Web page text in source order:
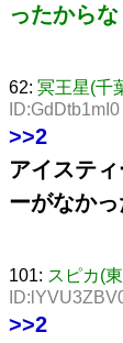
ったからな
62: 冥王星(千
ID:GdDtb1mI0
>>2
アイステ
ーがなか
101: スピカ(
>>2